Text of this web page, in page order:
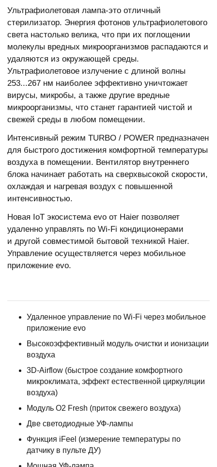
Ультрафиолетовая лампа-это отличный
стерилизатор. Энергия фотонов ультрафиолетового
света настолько велика, что при их поглощении
молекулы вредных микроорганизмов распадаются и
удаляются из окружающей среды.
Ультрафиолетовое излучение с длиной волны
253...267 нм наиболее эффективно уничтожает
вирусы, микробы, а также другие вредные
микроорганизмы, что станет гарантией чистой и
свежей среды в любом помещении.
Интенсивный режим TURBO / POWER предназначен
для быстрого достижения комфортной температуры
воздуха в помещении. Вентилятор внутреннего
блока начинает работать на сверхвысокой скорости,
охлаждая и нагревая воздух с повышенной
интенсивностью.
Новая IoT экосистема evo от Haier позволяет
удаленно управлять по Wi-Fi кондиционерами
и другой совместимой бытовой техникой Haier.
Управление осуществляется через мобильное
приложение evo.
Удаленное управление по Wi-Fi через мобильное
приложение evo
Высокоэффективный модуль очистки и ионизации
воздуха
3D-Airflow (быстрое создание комфортного
микроклимата, эффект естественной циркуляции
воздуха)
Модуль O2 Fresh (приток свежего воздуха)
Две светодиодные УФ-лампы
Функция iFeel (измерение температуры по
датчику в пульте ДУ)